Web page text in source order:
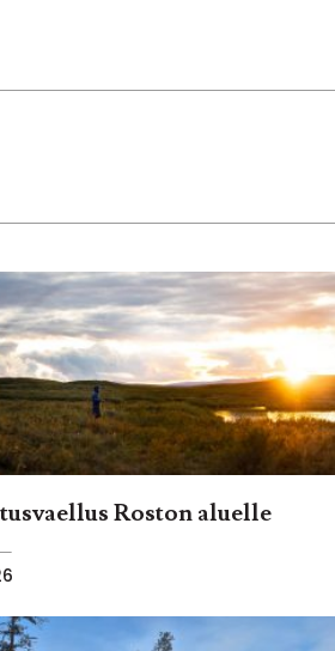
Roston aluelle